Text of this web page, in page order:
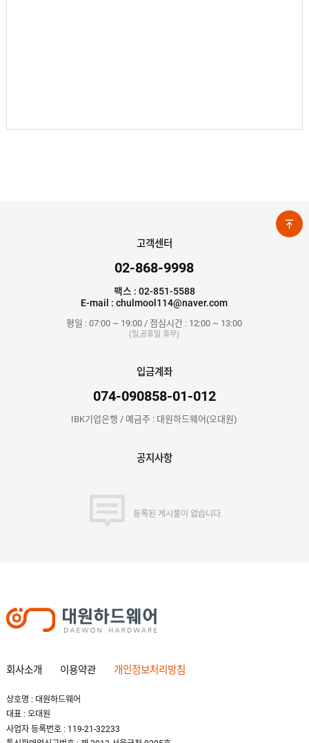
고객센터
02-868-9998
팩스 : 02-851-5588
E-mail : chulmool114@naver.com
평일 : 07:00 ~ 19:00 / 점심시간 : 12:00 ~ 13:00
(일,공휴일 휴무)
입금계좌
074-090858-01-012
IBK기업은행 / 예금주 : 대원하드웨어(오대원)
공지사항
등록된 게시물이 없습니다.
회사소개 이용약관 개인정보처리방침
상호명 : 대원하드웨어
대표 : 오대원
사업자 등록번호 : 119-21-32233